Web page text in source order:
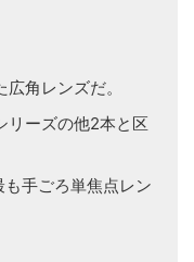
角レンズだ。
リーズの他2本と区
手ごろ単焦点レン